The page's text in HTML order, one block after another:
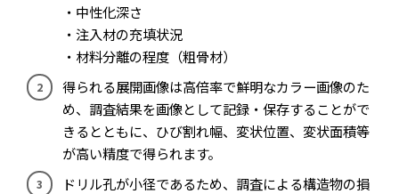
・中性化深さ
・注入材の充填状況
・材料分離の程度（粗骨材）
得られる展開画像は高倍率で鮮明なカラー画像のた
め、調査結果を画像として記録・保存することがで
きるとともに、ひび割れ幅、変状位置、変状面積等
が高い精度で得られます。
ドリル孔が小径であるため、調査による構造物の損